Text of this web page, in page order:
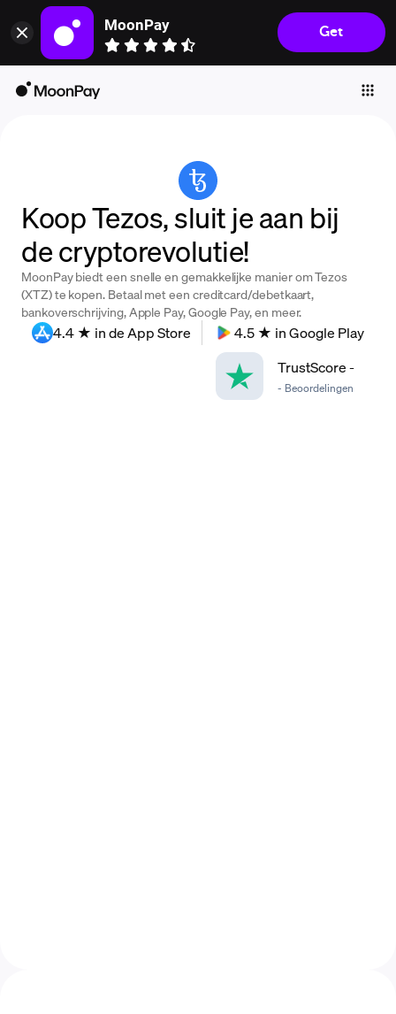
MoonPay
Get
Individuals
Company
Crypto Prices
Learn
Support
Koop Tezos, sluit je aan bij
de cryptorevolutie!
MoonPay biedt een snelle en gemakkelijke manier om Tezos
(XTZ) te kopen. Betaal met een creditcard/debetkaart,
bankoverschrijving, Apple Pay, Google Pay, en meer.
4.4 ★ in de App Store
4.5 ★ in Google Play
TrustScore-
- Beoordelingen